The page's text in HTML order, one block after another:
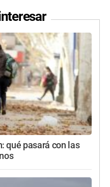
qué pasará con las